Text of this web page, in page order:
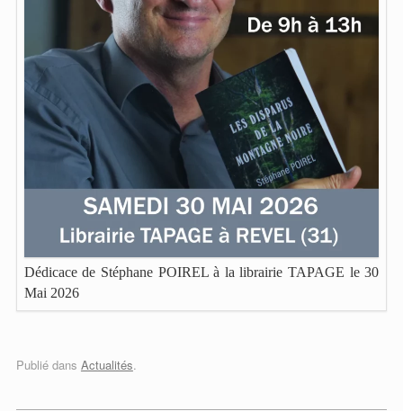
Dédicace de Stéphane POIREL à la librairie TAPAGE le 30
Mai 2026
Publié dans Actualités.